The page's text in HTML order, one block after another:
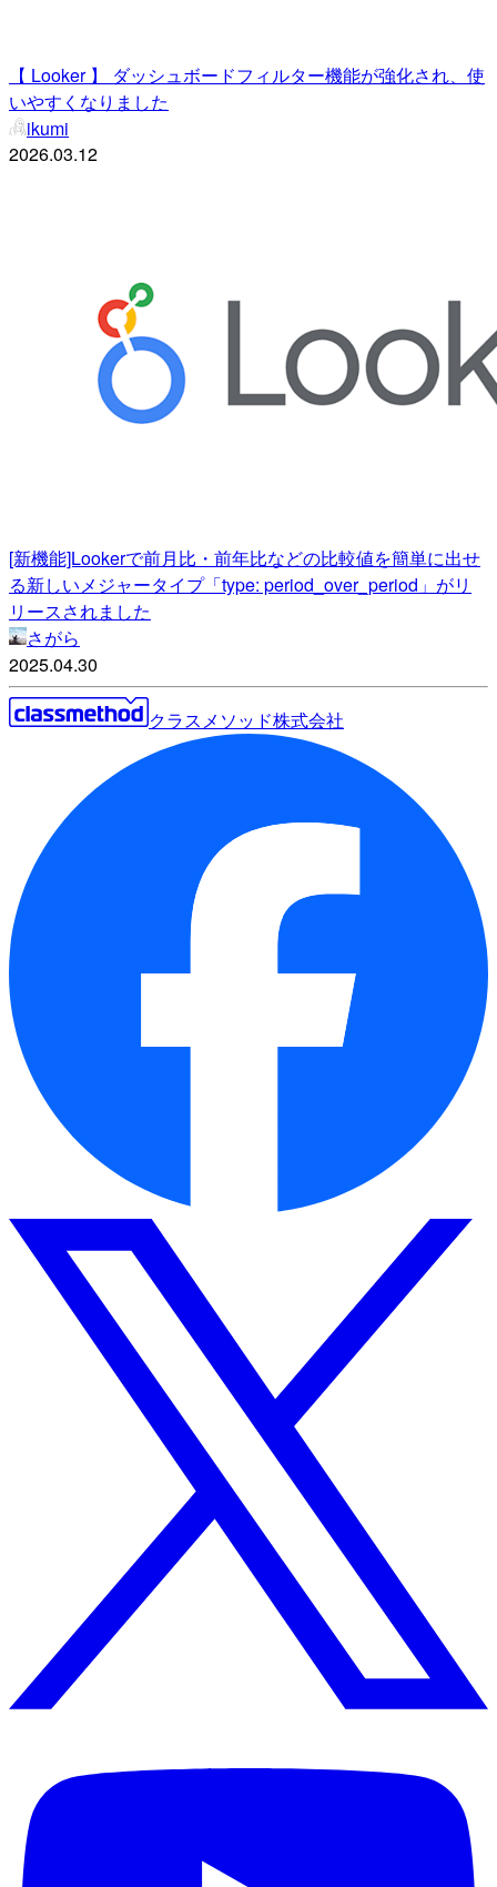
【 Looker 】 ダッシュボードフィルター機能が強化され、使
いやすくなりました
ikumi
2026.03.12
[新機能]Lookerで前月比・前年比などの比較値を簡単に出せ
る新しいメジャータイプ「type: period_over_period」がリ
リースされました
さがら
2025.04.30
クラスメソッド株式会社